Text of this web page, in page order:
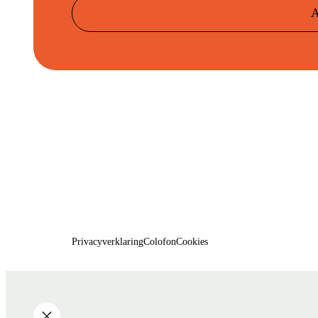
PrivacyverklaringColofonCookies